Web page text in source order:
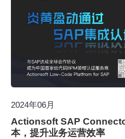
2024年06月
Actionsoft SAP
本，提升业务运营效率